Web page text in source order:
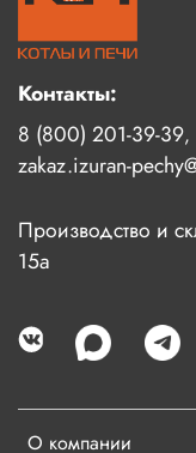
О компании
Контакты:
8 (800) 201-39-39,
zakaz.izuran-
Производство и
15а